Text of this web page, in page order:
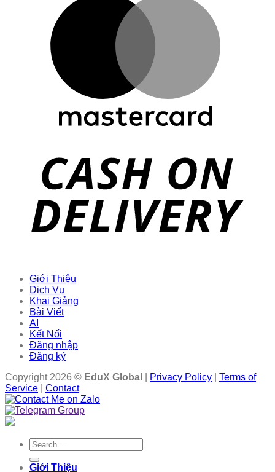
Giới Thiệu
Dịch Vụ
Khai Giảng
Bài Viết
AI
Kết Nối
Đăng nhập
Đăng ký
Copyright 2026 © EduX Global Privacy Policy
Terms of
Service
Contact
Search
for:
Giới Thiệu